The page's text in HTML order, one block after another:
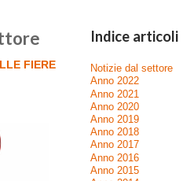
Indice articoli
Notizie dal settore
Anno 2022
Anno 2021
Anno 2020
Anno 2019
Anno 2018
Anno 2017
Anno 2016
Anno 2015
FIERE